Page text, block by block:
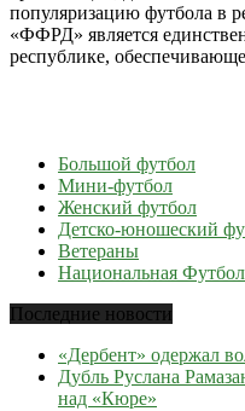
популяризацию футбола в
«ФФРД» является
республике,
Большой футбол
Мини-футбол
Женский футбол
Детско-юношеский
Ветераны
Национальная
Последние новости
«Дербент» одержал
Дубль Руслана
над «Кюре»